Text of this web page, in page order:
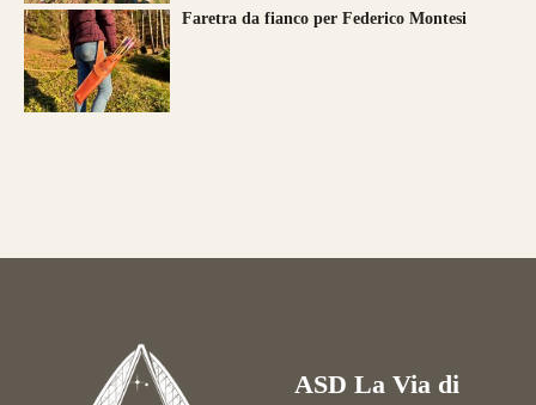
Faretra da fianco per Federico Montesi
ASD La Via di